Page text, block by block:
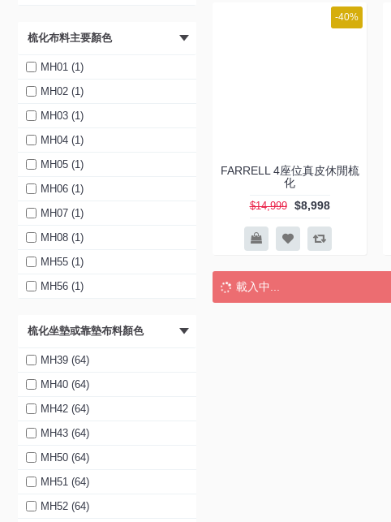
科技透氣皮 卡其色 (2)
寵物耐磨布 (2)
淺卡其色 (1)
灰色 (2)
啡色 (2)
卡其色 (2)
深灰色 (2)
啡色 (2)
米白色 (2)
深藍色 (1)
淺藍色 (1)
卡其色 (6)
米白色 (6)
寵物皮 灰色 (6)
寵物皮 米色 (6)
寵物皮 淺灰色 (6)
卡其色 (F017) (3)
灰色 (F015) (2)
F019 啡色 (4)
梳化布料主要顏色
MH01 (1)
MH02 (1)
MH03 (1)
MH04 (1)
MH05 (1)
MH06 (1)
MH07 (1)
MH08 (1)
MH55 (1)
MH56 (1)
MH58 (1)
MH59 (1)
MH60 (1)
MH61 (1)
MH62 (1)
MH94 (5)
MH95 (5)
MH96 (5)
梳化坐墊或靠墊布料顏色
MH39 (64)
MH40 (64)
MH42 (64)
MH43 (64)
MH50 (64)
MH51 (64)
MH52 (64)
-40%
FARRELL 4座位真皮休閒梳
化
$14,999 $8,998